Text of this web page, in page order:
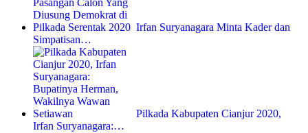
Irfan Suryanagara Minta Kader dan
Simpatisan…
Pilkada Kabupaten Cianjur 2020,
Irfan Suryanagara:…